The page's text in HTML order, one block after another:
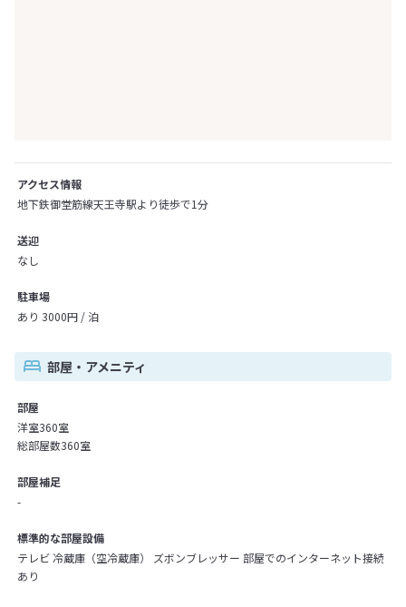
アクセス情報
地下鉄御堂筋線天王寺駅より徒歩で1分
送迎
なし
駐車場
あり 3000円 / 泊
部屋・アメニティ
部屋
洋室360室
総部屋数360室
部屋補足
-
標準的な部屋設備
テレビ 冷蔵庫（空冷蔵庫） ズボンブレッサー 部屋でのインターネット接続
あり